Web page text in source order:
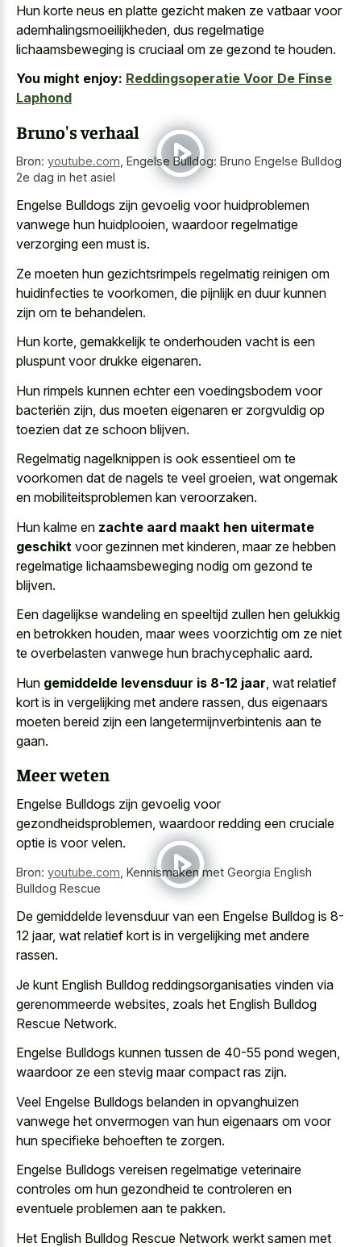
Hun korte neus en platte gezicht maken ze vatbaar voor
ademhalingsmoeilijkheden, dus regelmatige
lichaamsbeweging is cruciaal om ze gezond te houden.
You might enjoy: Reddingsoperatie Voor De Finse
Laphond
Bruno's verhaal
Bron: youtube.com Engelse Bulldog: Bruno Engelse Bulldog
2e dag in het asiel
Engelse Bulldogs zijn gevoelig voor huidproblemen
vanwege hun huidplooien, waardoor regelmatige
verzorging een must is.
Ze moeten hun gezichtsrimpels regelmatig reinigen om
huidinfecties te voorkomen, die pijnlijk en duur kunnen
zijn om te behandelen.
Hun korte, gemakkelijk te onderhouden vacht is een
pluspunt voor drukke eigenaren.
Hun rimpels kunnen echter een voedingsbodem voor
bacteriën zijn, dus moeten eigenaren er zorgvuldig op
toezien dat ze schoon blijven.
Regelmatig nagelknippen is ook essentieel om te
voorkomen dat de nagels te veel groeien, wat ongemak
en mobiliteitsproblemen kan veroorzaken.
Hun kalme en zachte aard maakt hen uitermate
geschikt voor gezinnen met kinderen, maar ze hebben
regelmatige lichaamsbeweging nodig om gezond te
blijven.
Een dagelijkse wandeling en speeltijd zullen hen gelukkig
en betrokken houden, maar wees voorzichtig om ze niet
te overbelasten vanwege hun brachycephalic aard.
Hun gemiddelde levensduur is 8-12 jaar , wat relatief
kort is in vergelijking met andere rassen, dus eigenaars
moeten bereid zijn een langetermijnverbintenis aan te
gaan.
Meer weten
Engelse Bulldogs zijn gevoelig voor
gezondheidsproblemen, waardoor redding een cruciale
optie is voor velen.
Bron: youtube.com Kennismaken met Georgia English
Bulldog Rescue
De gemiddelde levensduur van een Engelse Bulldog is 8-
12 jaar, wat relatief kort is in vergelijking met andere
rassen.
Je kunt English Bulldog reddingsorganisaties vinden via
gerenommeerde websites, zoals het English Bulldog
Rescue Network.
Engelse Bulldogs kunnen tussen de 40-55 pond wegen,
waardoor ze een stevig maar compact ras zijn.
Veel Engelse Bulldogs belanden in opvanghuizen
vanwege het onvermogen van hun eigenaars om voor
hun specifieke behoeften te zorgen.
Engelse Bulldogs vereisen regelmatige veterinaire
controles om hun gezondheid te controleren en
eventuele problemen aan te pakken.
Het English Bulldog Rescue Network werkt samen met